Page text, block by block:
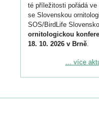
té příležitosti pořádá ve
se Slovenskou
SOS/BirdLife Slovensko
ornitologickou
18. 10. 2026 v Brně.
Podrobnější informace
Registrovat se můžete
... více